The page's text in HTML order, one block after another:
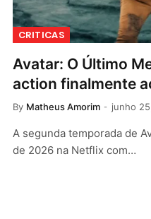
CRITICAS
Avatar: O Último
action finalmente
By Matheus Amorim junho
A segunda temporada de
de 2026 na Netflix com…